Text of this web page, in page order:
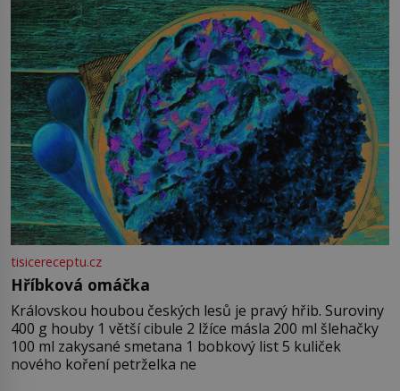
tisicereceptu.cz
Hříbková omáčka
Královskou houbou českých lesů je pravý hřib. Suroviny
400 g houby 1 větší cibule 2 lžíce másla 200 ml šlehačky
100 ml zakysané smetana 1 bobkový list 5 kuliček
nového koření petrželka ne